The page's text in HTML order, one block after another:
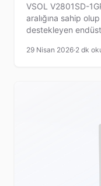
VSOL V2801SD-
aralığına sahip
destekleyen
29 Nisan 2026·2 dk